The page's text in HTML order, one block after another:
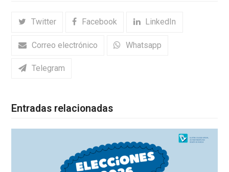
Twitter Facebook LinkedIn
Correo electrónico Whatsapp
Telegram
Entradas relacionadas